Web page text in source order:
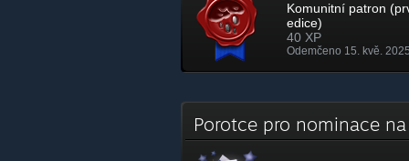
Komunitní patron
edice)
40 XP
Odemčeno 15. kvě.
Porotce pro nominace